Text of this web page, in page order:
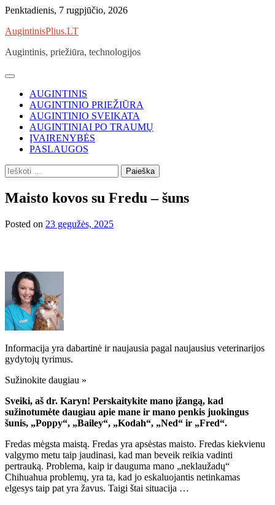
Skip
content
Penktadienis, 7 rugpjūčio, 2026
AugintinisPlius.LT
Augintinis, priežiūra, technologijos
AUGINTINIS
AUGINTINIO PRIEŽIŪRA
AUGINTINIO SVEIKATA
AUGINTINIAI PO TRAUMŲ
ĮVAIRENYBĖS
PASLAUGOS
Ieškoti:
Maisto kovos su Fredu – šuns
Posted on 23 gegužės, 2025
Informacija yra dabartinė ir naujausia pagal naujausius veterinarijos
gydytojų tyrimus.
Sužinokite daugiau »
Sveiki, aš dr. Karyn! Perskaitykite mano įžangą, kad
sužinotumėte daugiau apie mane ir mano penkis juokingus
šunis, „Poppy“, „Bailey“, „Kodah“, „Ned“ ir „Fred“.
Fredas mėgsta maistą. Fredas yra apsėstas maisto. Fredas kiekvienu
valgymo metu taip jaudinasi, kad man beveik reikia vadinti
pertrauką. Problema, kaip ir dauguma mano „neklaužadų“
Chihuahua problemų, yra ta, kad jo eskaluojantis netinkamas
elgesys taip pat yra žavus. Taigi štai situacija …